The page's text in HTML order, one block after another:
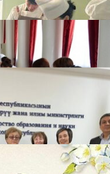
Абитуриент
ЖОЖДОРГО
27.07.2026
ӨЗҮҢДҮН
20.07.2026
ЖОЖДОРГО
20.07.2026
Медиа
СУЗАКТА 750
ПАЙДАЛАНУУГА
07.08.2025